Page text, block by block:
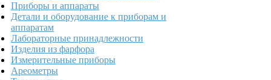
Приборы и аппараты
Детали и оборудование к приборам и
аппаратам
Лабораторные принадлежности
Изделия из фарфора
Измерительные приборы
Ареометры